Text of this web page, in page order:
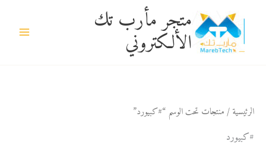
المحتوى
متجر مأرب تك
الألكتروني
الرئيسية/ منتجات تحت الوسم “#كبيورد”
#كبيورد